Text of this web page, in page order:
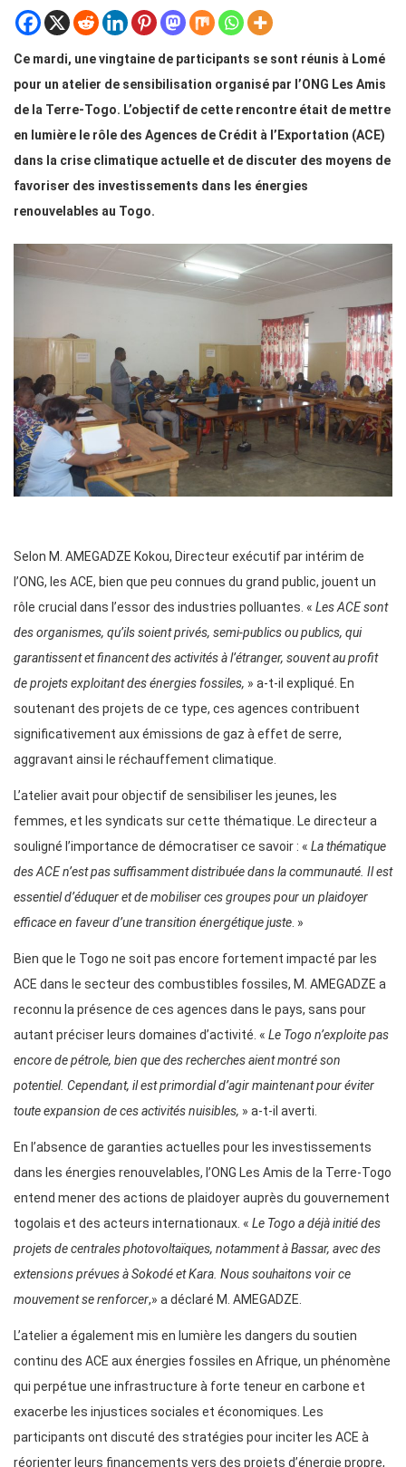
Ce mardi, une vingtaine de participants se sont réunis à Lomé
pour un atelier de sensibilisation organisé par l’ONG Les Amis
de la Terre-Togo. L’objectif de cette rencontre était de mettre
en lumière le rôle des Agences de Crédit à l’Exportation (ACE)
dans la crise climatique actuelle et de discuter des moyens de
favoriser des investissements dans les énergies
renouvelables au Togo.
Selon M. AMEGADZE Kokou, Directeur exécutif par intérim de
l’ONG, les ACE, bien que peu connues du grand public, jouent un
rôle crucial dans l’essor des industries polluantes. « Les ACE sont
des organismes, qu’ils soient privés, semi-publics ou publics, qui
garantissent et financent des activités à l’étranger, souvent au profit
de projets exploitant des énergies fossiles, » a-t-il expliqué. En
soutenant des projets de ce type, ces agences contribuent
significativement aux émissions de gaz à effet de serre,
aggravant ainsi le réchauffement climatique.
L’atelier avait pour objectif de sensibiliser les jeunes, les
femmes, et les syndicats sur cette thématique. Le directeur a
souligné l’importance de démocratiser ce savoir : « La thématique
des ACE n’est pas suffisamment distribuée dans la communauté. Il est
essentiel d’éduquer et de mobiliser ces groupes pour un plaidoyer
efficace en faveur d’une transition énergétique juste . »
Bien que le Togo ne soit pas encore fortement impacté par les
ACE dans le secteur des combustibles fossiles, M. AMEGADZE a
reconnu la présence de ces agences dans le pays, sans pour
autant préciser leurs domaines d’activité. « Le Togo n’exploite pas
encore de pétrole, bien que des recherches aient montré son
potentiel. Cependant, il est primordial d’agir maintenant pour éviter
toute expansion de ces activités nuisibles, » a-t-il averti.
En l’absence de garanties actuelles pour les investissements
dans les énergies renouvelables, l’ONG Les Amis de la Terre-Togo
entend mener des actions de plaidoyer auprès du gouvernement
togolais et des acteurs internationaux. « Le Togo a déjà initié des
projets de centrales photovoltaïques, notamment à Bassar, avec des
extensions prévues à Sokodé et Kara. Nous souhaitons voir ce
mouvement se renforcer,» a déclaré M. AMEGADZE.
L’atelier a également mis en lumière les dangers du soutien
continu des ACE aux énergies fossiles en Afrique, un phénomène
qui perpétue une infrastructure à forte teneur en carbone et
exacerbe les injustices sociales et économiques. Les
participants ont discuté des stratégies pour inciter les ACE à
réorienter leurs financements vers des projets d’énergie propre,